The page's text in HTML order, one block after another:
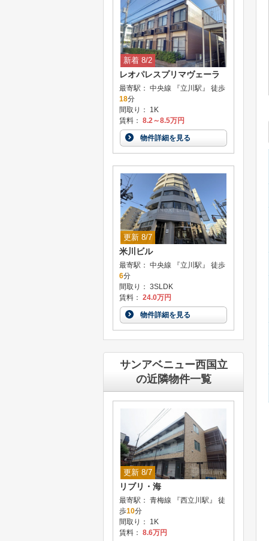
新着 8/2
レオパレスプリマヴェーラ
最寄駅： 中央線 『立川駅』 徒歩
18分
間取り： 1K
賃料： 8.2～8.5万円
物件詳細を見る
更新 8/7
米川ビル
最寄駅： 中央線 『立川駅』 徒歩
6分
間取り： 3SLDK
賃料： 24.0万円
物件詳細を見る
サンアベニュー西国立
の近隣物件一覧
更新 8/7
リブリ・海
最寄駅： 青梅線 『西立川駅』 徒
歩10分
間取り： 1K
賃料： 8.6万円